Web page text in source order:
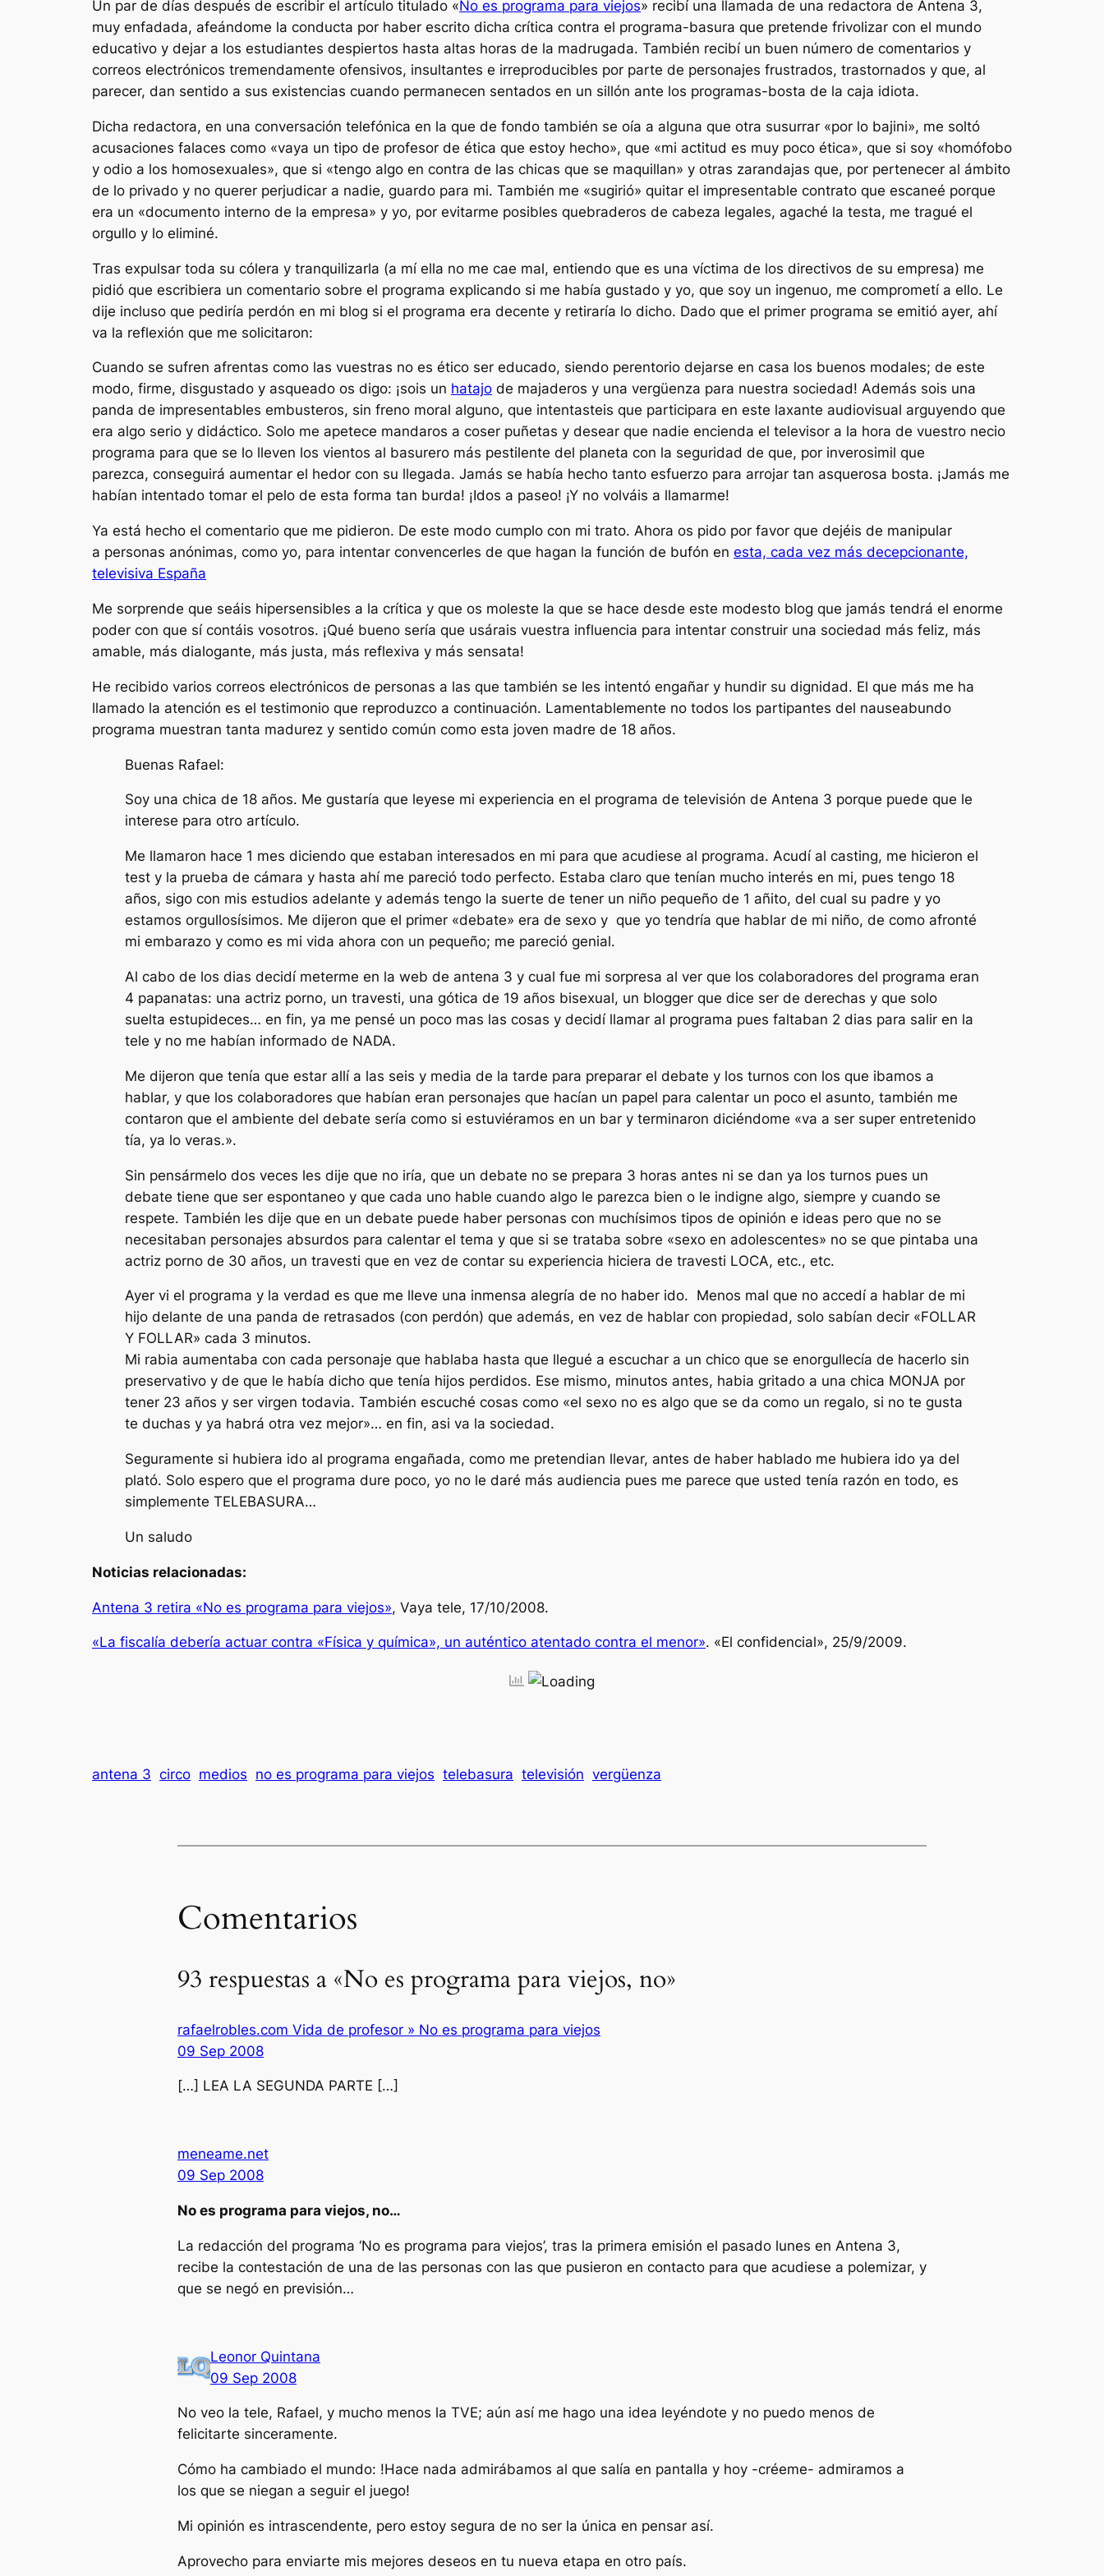
Un par de días después de escribir el artículo titulado «No es programa para viejos» recibí una llamada de una redactora de Antena 3,
muy enfadada, afeándome la conducta por haber escrito dicha crítica contra el programa-basura que pretende frivolizar con el mundo
educativo y dejar a los estudiantes despiertos hasta altas horas de la madrugada. También recibí un buen número de comentarios y
correos electrónicos tremendamente ofensivos, insultantes e irreproducibles por parte de personajes frustrados, trastornados y que, al
parecer, dan sentido a sus existencias cuando permanecen sentados en un sillón ante los programas-bosta de la caja idiota.
Dicha redactora, en una conversación telefónica en la que de fondo también se oía a alguna que otra susurrar «por lo bajini», me soltó
acusaciones falaces como «vaya un tipo de profesor de ética que estoy hecho», que «mi actitud es muy poco ética», que si soy «homófobo
y odio a los homosexuales», que si «tengo algo en contra de las chicas que se maquillan» y otras zarandajas que, por pertenecer al ámbito
de lo privado y no querer perjudicar a nadie, guardo para mi. También me «sugirió» quitar el impresentable contrato que escaneé porque
era un «documento interno de la empresa» y yo, por evitarme posibles quebraderos de cabeza legales, agaché la testa, me tragué el
orgullo y lo eliminé.
Tras expulsar toda su cólera y tranquilizarla (a mí ella no me cae mal, entiendo que es una víctima de los directivos de su empresa) me
pidió que escribiera un comentario sobre el programa explicando si me había gustado y yo, que soy un ingenuo, me comprometí a ello. Le
dije incluso que pediría perdón en mi blog si el programa era decente y retiraría lo dicho. Dado que el primer programa se emitió ayer, ahí
va la reflexión que me solicitaron:
Cuando se sufren afrentas como las vuestras no es ético ser educado, siendo perentorio dejarse en casa los buenos modales; de este
modo, firme, disgustado y asqueado os digo: ¡sois un hatajo de majaderos y una vergüenza para nuestra sociedad! Además sois una
panda de impresentables embusteros, sin freno moral alguno, que intentasteis que participara en este laxante audiovisual arguyendo que
era algo serio y didáctico. Solo me apetece mandaros a coser puñetas y desear que nadie encienda el televisor a la hora de vuestro necio
programa para que se lo lleven los vientos al basurero más pestilente del planeta con la seguridad de que, por inverosimil que
parezca, conseguirá aumentar el hedor con su llegada. Jamás se había hecho tanto esfuerzo para arrojar tan asquerosa bosta. ¡Jamás me
habían intentado tomar el pelo de esta forma tan burda! ¡Idos a paseo! ¡Y no volváis a llamarme!
Ya está hecho el comentario que me pidieron. De este modo cumplo con mi trato. Ahora os pido por favor que dejéis de manipular
a personas anónimas, como yo, para intentar convencerles de que hagan la función de bufón en esta, cada vez más decepcionante,
televisiva España
Me sorprende que seáis hipersensibles a la crítica y que os moleste la que se hace desde este modesto blog que jamás tendrá el enorme
poder con que sí contáis vosotros. ¡Qué bueno sería que usárais vuestra influencia para intentar construir una sociedad más feliz, más
amable, más dialogante, más justa, más reflexiva y más sensata!
He recibido varios correos electrónicos de personas a las que también se les intentó engañar y hundir su dignidad. El que más me ha
llamado la atención es el testimonio que reproduzco a continuación. Lamentablemente no todos los partipantes del nauseabundo
programa muestran tanta madurez y sentido común como esta joven madre de 18 años.
Buenas Rafael:
Soy una chica de 18 años. Me gustaría que leyese mi experiencia en el programa de televisión de Antena 3 porque puede que le
interese para otro artículo.
Me llamaron hace 1 mes diciendo que estaban interesados en mi para que acudiese al programa. Acudí al casting, me hicieron el
test y la prueba de cámara y hasta ahí me pareció todo perfecto. Estaba claro que tenían mucho interés en mi, pues tengo 18
años, sigo con mis estudios adelante y además tengo la suerte de tener un niño pequeño de 1 añito, del cual su padre y yo
estamos orgullosísimos. Me dijeron que el primer «debate» era de sexo y que yo tendría que hablar de mi niño, de como afronté
mi embarazo y como es mi vida ahora con un pequeño; me pareció genial.
Al cabo de los dias decidí meterme en la web de antena 3 y cual fue mi sorpresa al ver que los colaboradores del programa eran
4 papanatas: una actriz porno, un travesti, una gótica de 19 años bisexual, un blogger que dice ser de derechas y que solo
suelta estupideces… en fin, ya me pensé un poco mas las cosas y decidí llamar al programa pues faltaban 2 dias para salir en la
tele y no me habían informado de NADA.
Me dijeron que tenía que estar allí a las seis y media de la tarde para preparar el debate y los turnos con los que ibamos a
hablar, y que los colaboradores que habían eran personajes que hacían un papel para calentar un poco el asunto, también me
contaron que el ambiente del debate sería como si estuviéramos en un bar y terminaron diciéndome «va a ser super entretenido
tía, ya lo veras.».
Sin pensármelo dos veces les dije que no iría, que un debate no se prepara 3 horas antes ni se dan ya los turnos pues un
debate tiene que ser espontaneo y que cada uno hable cuando algo le parezca bien o le indigne algo, siempre y cuando se
respete. También les dije que en un debate puede haber personas con muchísimos tipos de opinión e ideas pero que no se
necesitaban personajes absurdos para calentar el tema y que si se trataba sobre «sexo en adolescentes» no se que pintaba una
actriz porno de 30 años, un travesti que en vez de contar su experiencia hiciera de travesti LOCA, etc., etc.
Ayer vi el programa y la verdad es que me lleve una inmensa alegría de no haber ido. Menos mal que no accedí a hablar de mi
hijo delante de una panda de retrasados (con perdón) que además, en vez de hablar con propiedad, solo sabían decir «FOLLAR
Y FOLLAR» cada 3 minutos.
Mi rabia aumentaba con cada personaje que hablaba hasta que llegué a escuchar a un chico que se enorgullecía de hacerlo sin
preservativo y de que le había dicho que tenía hijos perdidos. Ese mismo, minutos antes, habia gritado a una chica MONJA por
tener 23 años y ser virgen todavia. También escuché cosas como «el sexo no es algo que se da como un regalo, si no te gusta
te duchas y ya habrá otra vez mejor»… en fin, asi va la sociedad.
Seguramente si hubiera ido al programa engañada, como me pretendian llevar, antes de haber hablado me hubiera ido ya del
plató. Solo espero que el programa dure poco, yo no le daré más audiencia pues me parece que usted tenía razón en todo, es
simplemente TELEBASURA…
Un saludo
Noticias relacionadas:
Antena 3 retira «No es programa para viejos», Vaya tele, 17/10/2008.
«La fiscalía debería actuar contra «Física y química», un auténtico atentado contra el menor». «El confidencial», 25/9/2009.
antena 3 circo medios no es programa para viejos telebasura televisión vergüenza
Comentarios
93 respuestas a «No es programa para viejos, no»
rafaelrobles.com Vida de profesor » No es programa para viejos
09 Sep 2008
[…] LEA LA SEGUNDA PARTE […]
meneame.net
09 Sep 2008
No es programa para viejos, no…
La redacción del programa ‘No es programa para viejos’, tras la primera emisión el pasado lunes en Antena 3,
recibe la contestación de una de las personas con las que pusieron en contacto para que acudiese a polemizar, y
que se negó en previsión…
Leonor Quintana
09 Sep 2008
No veo la tele, Rafael, y mucho menos la TVE; aún así me hago una idea leyéndote y no puedo menos de
felicitarte sinceramente.
Cómo ha cambiado el mundo: !Hace nada admirábamos al que salía en pantalla y hoy -créeme- admiramos a
los que se niegan a seguir el juego!
Mi opinión es intrascendente, pero estoy segura de no ser la única en pensar así.
Aprovecho para enviarte mis mejores deseos en tu nueva etapa en otro país.